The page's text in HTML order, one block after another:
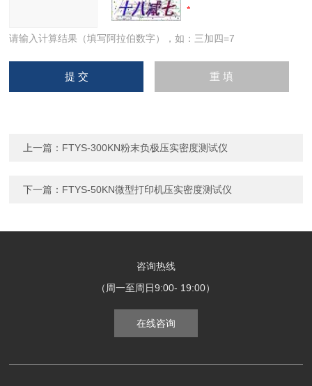
请输入计算结果（填写阿拉伯数字），如：三加四=7
上一篇： FTYS-300KN粉末负极压实密度测试仪
下一篇： FTYS-50KN微型打印机压实密度测试仪
咨询热线
（周一至周日9:00- 19:00）
在线咨询